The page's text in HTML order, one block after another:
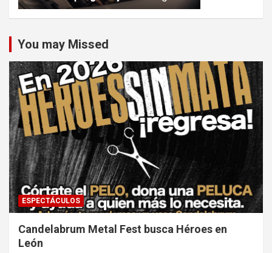
You may Missed
ESPECTÁCULOS
Candelabrum Metal Fest busca Héroes en
León